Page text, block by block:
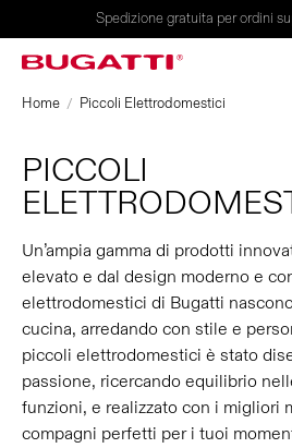
Spedizione gratuita per ordini
Home Piccoli Elettrodomestici
PICCOLI
Un’ampia gamma di prodotti
elevato e dal design moderno e
elettrodomestici di Bugatti
cucina, arredando con stile e
piccoli elettrodomestici è stato
passione, ricercando equilibrio
funzioni, e realizzato con i migliori
compagni perfetti per i tuoi